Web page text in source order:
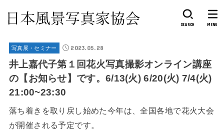
SEARCH MENU
写真展・セミナー 2023.05.28
井上嘉代子第１回花火写真撮影オンライン講座
の【お知らせ】です。6/13(火) 6/20(火) 7/4(火)
21:00~23:30
落ち着きを取り戻し始めた今年は、全国各地で花火大会
が開催される予定です。